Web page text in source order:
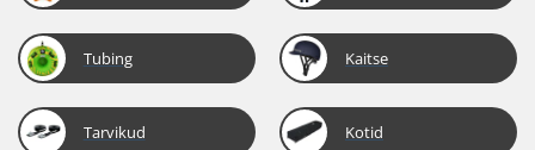
Tubing Kaitse
Tarvikud Kotid